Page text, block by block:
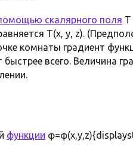
помощью скалярного поля T
T(x, y, z).
комнаты градиент
всего. Величина
функции